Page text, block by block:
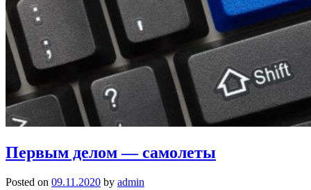
Первым делом — самолеты
Posted on 09.11.2020 by admin